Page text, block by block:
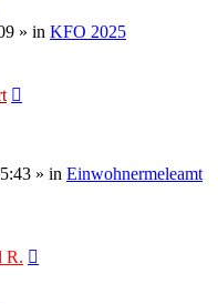
» in KFO 2025
» in Einwohnermeleamt
R.